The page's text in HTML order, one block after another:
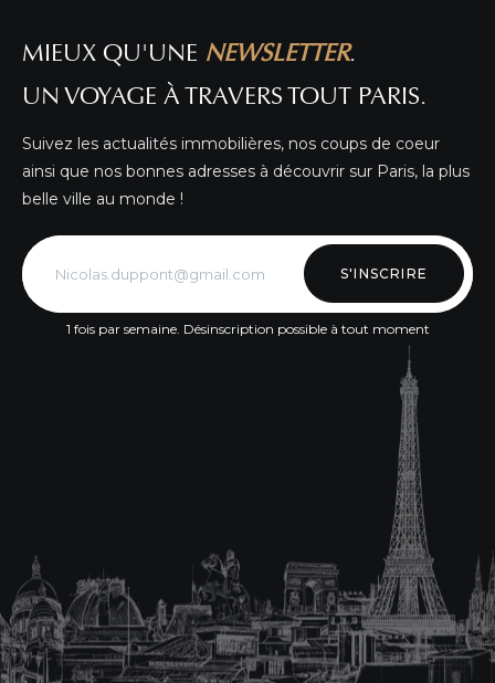
MIEUX QU'UNE NEWSLETTER.
UN VOYAGE À TRAVERS TOUT PARIS.
Suivez les actualités immobilières, nos coups de coeur
ainsi que nos bonnes adresses à découvrir sur Paris, la plus
belle ville au monde !
S'INSCRIRE
1 fois par semaine. Désinscription possible à tout moment